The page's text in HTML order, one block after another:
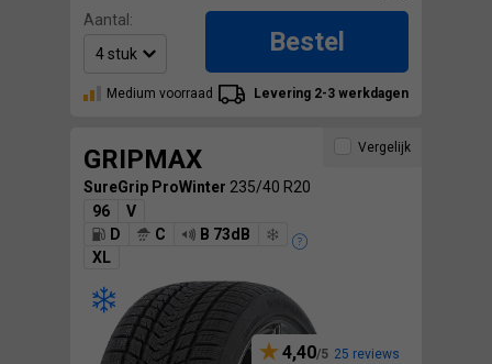
Aantal:
Bestel
Medium voorraad Levering 2-3 werkdagen
GRIPMAX
SureGrip ProWinter 235/40 R20
96
V
D
C
B 73dB
XL
4,40 25 reviews
Vergelijk